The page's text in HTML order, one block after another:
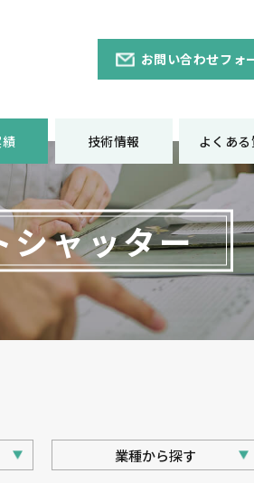
お問い合わせフォ
技術情報 よくあ
シャッター
業種から探す